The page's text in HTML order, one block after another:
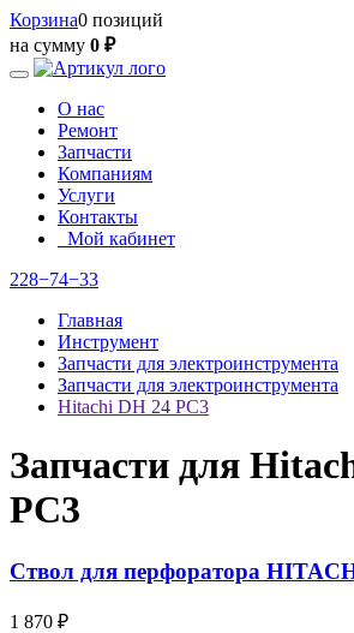
Корзина0 позиций
на сумму 0 ₽
О нас
Ремонт
Запчасти
Компаниям
Услуги
Контакты
Мой кабинет
228−74−33
Главная
Инструмент
Запчасти для электроинструмента
Запчасти для электроинструмента
Hitachi DH 24 PC3
Запчасти для
PC3
Ствол для перфоратора
1 870 ₽